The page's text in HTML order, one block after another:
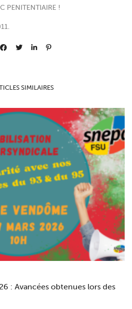
PENITENTIAIRE !
SIMILAIRES
: Avancées obtenues lors des